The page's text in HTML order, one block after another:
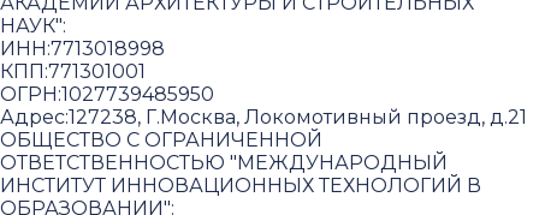
НАУК":
ИНН:7713018998
КПП:771301001
ОГРН:1027739485950
Адрес:127238, Г.Москва, Локомотивный проезд, д.21
ОБЩЕСТВО С ОГРАНИЧЕННОЙ
ОТВЕТСТВЕННОСТЬЮ "МЕЖДУНАРОДНЫЙ
ИНСТИТУТ ИННОВАЦИОННЫХ ТЕХНОЛОГИЙ В
ОБРАЗОВАНИИ":